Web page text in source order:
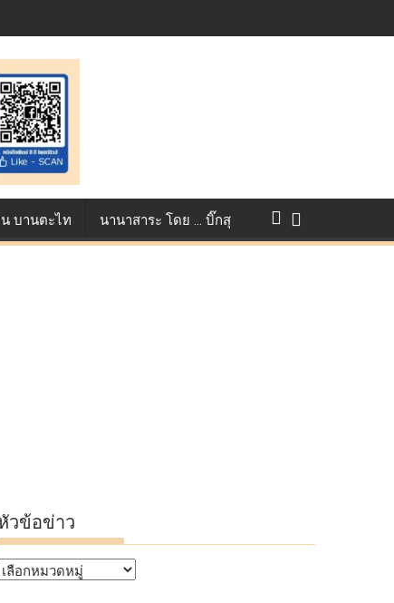
งขัน True AF 2026 :
น บานตะไท นานาสาระ โดย … บิ๊กสุ
วข้อข่าว
หัวข้อ